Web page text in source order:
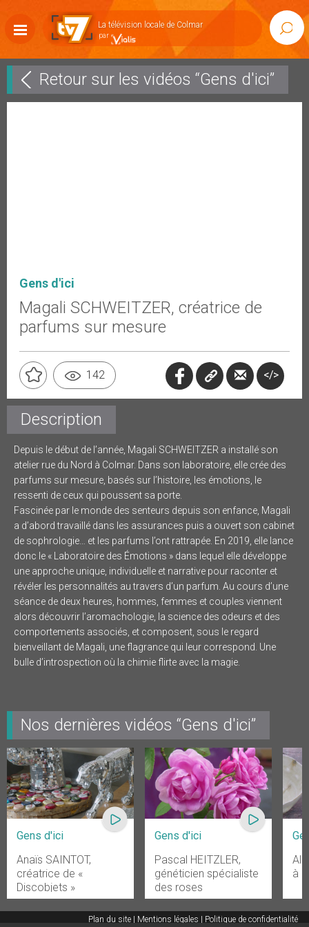
contenuAfficher
la
navigation
La télévision locale de Colmar
Retour sur les vidéos “Gens d'ici”
Gens d'ici
Magali SCHWEITZER, créatrice de
parfums sur mesure
</>
142
Description
Depuis le début de l’année, Magali SCHWEITZER a installé son
atelier rue du Nord à Colmar. Dans son laboratoire, elle crée des
parfums sur mesure, basés sur l’histoire, les émotions, le
ressenti de ceux qui poussent sa porte.
Fascinée par le monde des senteurs depuis son enfance, Magali
a d’abord travaillé dans les assurances puis a ouvert son cabinet
de sophrologie… et les parfums l’ont rattrapée. En 2019, elle lance
donc le « Laboratoire des Émotions » dans lequel elle développe
une approche unique, individuelle et narrative pour raconter et
révéler les personnalités au travers d’un parfum. Au cours d’une
séance de deux heures, hommes, femmes et couples viennent
alors découvrir l’aromachologie, la science des odeurs et des
comportements associés, et composent, sous le regard
bienveillant de Magali, une flagrance qui leur correspond. Une
bulle d’introspection où la chimie flirte avec la magie.
Nos dernières vidéos “Gens d'ici”
Gens d'ici
Anaïs SAINTOT,
créatrice de «
Discobjets »
Gens d'ici
Pascal HEITZLER,
généticien spécialiste
des roses
à
Plan du site Mentions légales Politique de confidentialité